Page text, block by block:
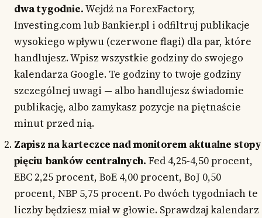
dwa tygodnie.Wejdź na ForexFactory,
Investing.com lub Bankier.pl i odfiltruj publikacje
wysokiego wpływu (czerwone flagi) dla par, które
handlujesz. Wpisz wszystkie godziny do swojego
kalendarza Google. Te godziny to twoje godziny
szczególnej uwagi — albo handlujesz świadomie
publikację, albo zamykasz pozycje na piętnaście
minut przed nią.
Zapisz na karteczce nad monitorem aktualne stopy
pięciu banków centralnych. Fed 4,25-4,50 procent,
EBC 2,25 procent, BoE 4,00 procent, BoJ 0,50
procent, NBP 5,75 procent. Po dwóch tygodniach te
liczby będziesz miał w głowie. Sprawdzaj kalendarz